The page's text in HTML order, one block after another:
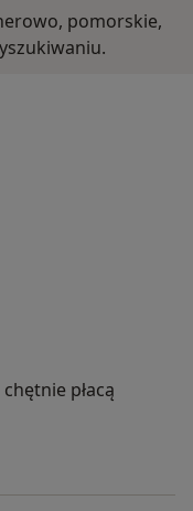
pomorskie,
płacą